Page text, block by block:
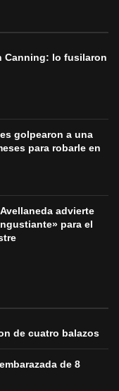
Canning: lo fusilaron
golpearon a una
para robarle en
advierte
para el
de cuatro balazos
de 8